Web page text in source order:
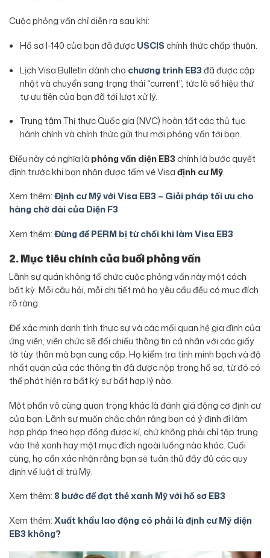
Cuộc phỏng vấn chỉ diễn ra sau khi:
Hồ sơ I-140 của bạn đã đượcUSCIS chính thức chấp thuận.
Lịch Visa Bulletin dành cho chương trình EB3đã được cập
nhật và chuyển sang trạng thái “current”, tức là số hiệu thứ
tự ưu tiên của bạn đã tới lượt xử lý.
Trung tâm Thị thực Quốc gia (NVC) hoàn tất các thủ tục
hành chính và chính thức gửi thư mời phỏng vấn tới bạn.
Điều này có nghĩa là phỏng vấn diện EB3 chính là bước quyết
định trước khi bạn nhận được tấm vé Visađịnh cư Mỹ.
Xem thêm:Định cư Mỹ với Visa EB3 – Giải pháp tối ưu cho
hàng chờ dài của Diện F3
Xem thêm:Đừng để PERM bị từ chối khi làm Visa EB3
2. Mục tiêu chính của buổi phỏng vấn
Lãnh sự quán không tổ chức cuộc phỏng vấn này một cách
bất kỳ. Mỗi câu hỏi, mỗi chi tiết mà họ yêu cầu đều có mục đích
rõ ràng.
Để xác minh danh tính thực sự và các mối quan hệ gia đình của
ứng viên, viên chức sẽ đối chiếu thông tin cá nhân với các giấy
tờ tùy thân mà bạn cung cấp. Họ kiểm tra tính minh bạch và độ
nhất quán của các thông tin đã được nộp trong hồ sơ, từ đó có
thể phát hiện ra bất kỳ sự bất hợp lý nào.
Một phần vô cùng quan trọng khác là đánh giá động cơ định cư
của bạn. Lãnh sự muốn chắc chắn rằng bạn có ý định đi làm
hợp pháp theo hợp đồng được kí, chứ không phải chỉ tập trung
vào thẻ xanh hay một mục đích ngoài luồng nào khác. Cuối
cùng, họ cần xác nhận rằng bạn sẽ tuân thủ đầy đủ các quy
định về luật di trú Mỹ.
Xem thêm: 8 bước để đạt thẻ xanh Mỹ với hồ sơ EB3
Xem thêm:Xuất khẩu lao động có phải là định cư Mỹ diện
EB3 không?